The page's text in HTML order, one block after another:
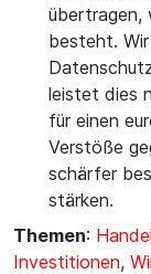
übertragen,
besteht.
leistet dies
für einen
Verstöße
schärfer
stärken.
Themen:
Investitionen,